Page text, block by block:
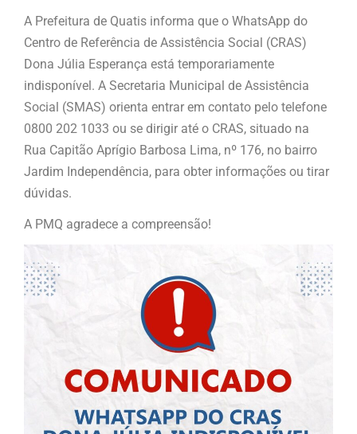
A Prefeitura de Quatis informa que o WhatsApp do
Centro de Referência de Assistência Social (CRAS)
Dona Júlia Esperança está temporariamente
indisponível. A Secretaria Municipal de Assistência
Social (SMAS) orienta entrar em contato pelo telefone
0800 202 1033 ou se dirigir até o CRAS, situado na
Rua Capitão Aprígio Barbosa Lima, nº 176, no bairro
Jardim Independência, para obter informações ou tirar
dúvidas.
A PMQ agradece a compreensão!